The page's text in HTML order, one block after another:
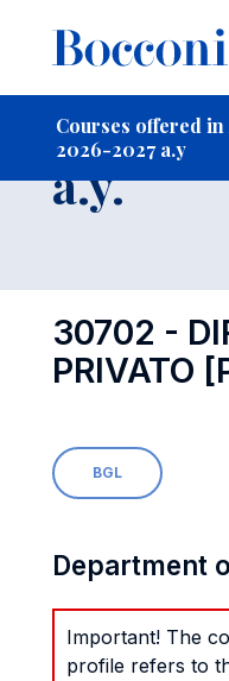
Courses offered
2026-2027 a.y
-
Course
a.y.
30702 -
PRIVATO
BGL
Department
Important! The
profile refers to